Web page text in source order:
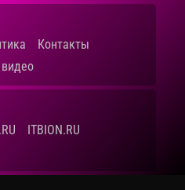
Контакты
ITBION.RU